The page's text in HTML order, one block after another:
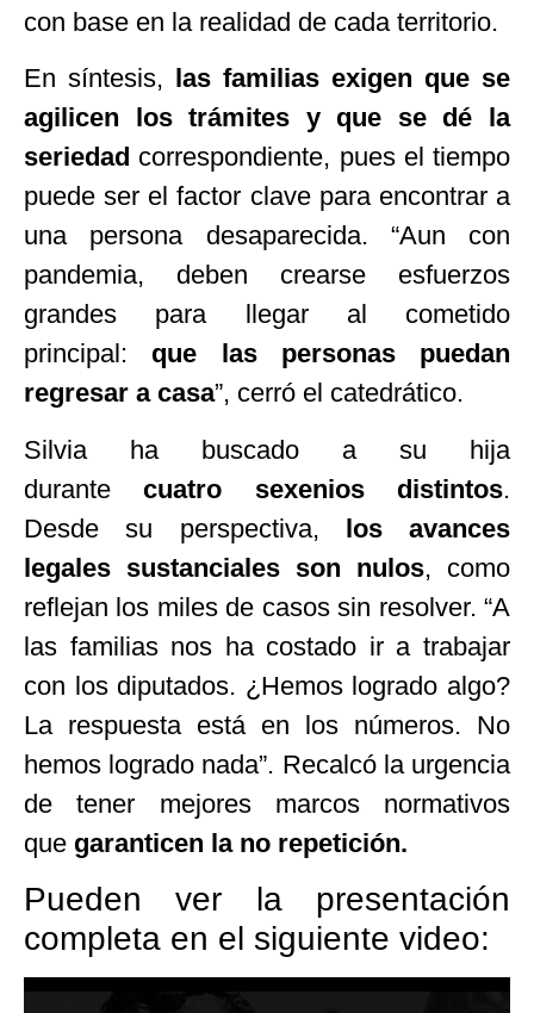
con base en la realidad de cada territorio.
En síntesis,
las familias exigen que se
agilicen los trámites y que se dé la
seriedad correspondiente, pues el tiempo
puede ser el factor clave para encontrar a
una persona desaparecida. “Aun con
pandemia, deben crearse esfuerzos
grandes para llegar al cometido
principal: que las personas puedan
regresar a casa”, cerró el catedrático.
Silvia ha buscado a su hija
durantecuatro sexenios distintos.
Desde su perspectiva, los avances
legales sustanciales son nulos, como
reflejan los miles de casos sin resolver. “A
las familias nos ha costado ir a trabajar
con los diputados. ¿ Hemos logrado algo?
La respuesta está en los números. No
hemos logrado nada”. Recalcó la urgencia
de tener mejores marcos normativos
que garanticen la no repetición.
Pueden ver la presentación
completa en el siguiente video: